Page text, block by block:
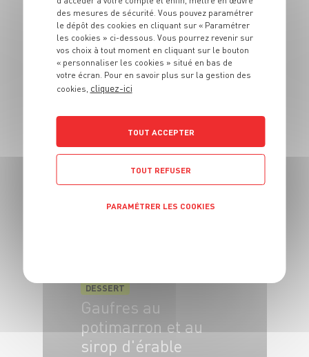
DESSERT
Risotto de
cranberries
DESSERT
Gaufres au
potimarron et au
sirop d'érable
des mesures de sécurité. Vous pouvez paramétrer
le dépôt des cookies en cliquant sur « Paramétrer
les cookies » ci-dessous. Vous pourrez revenir sur
vos choix à tout moment en cliquant sur le bouton
« personnaliser les cookies » situé en bas de
votre écran. Pour en savoir plus sur la gestion des
cookies, cliquez-ici
TOUT ACCEPTER
TOUT REFUSER
PARAMÉTRER LES COOKIES